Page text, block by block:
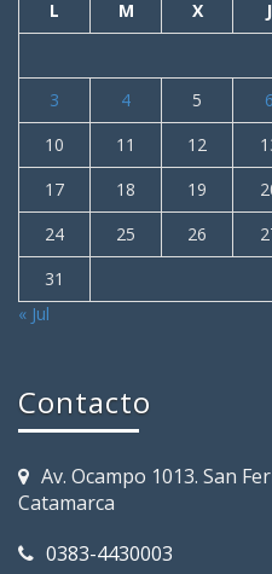
L M X J
3
4 5 6
10
11 12
17
18 19
24
25 26
31
« Jul
Contacto
Av. Ocampo 1013. San
Catamarca
0383-4430003